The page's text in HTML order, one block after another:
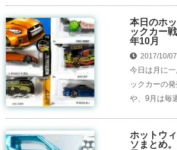
本日のホ
ックカー
年10月
2017/10/07
今日は月に
ックカーの
や、9月は毎
ホットウ
ソまとめ